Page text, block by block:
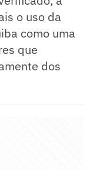
o uso da
como uma
que
dos